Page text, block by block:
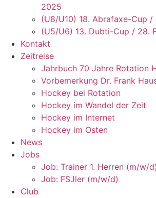
2025
(U8/U10) 18. Abrafaxe-Cup /
(U5/U6) 13. Dubti-Cup / 28.
Kontakt
Zeitreise
Jahrbuch 70 Jahre Rotation
Vorbemerkung Dr. Frank
Hockey bei Rotation
Hockey im Wandel der Zeit
Hockey im Internet
Hockey im Osten
News
Jobs
Job: Trainer 1. Herren (m/w/d)
Job: FSJler (m/w/d)
Club